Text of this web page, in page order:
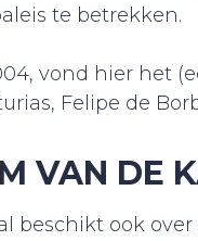
te betrekken.
vond hier het
Felipe de
VAN DE
beschikt ook